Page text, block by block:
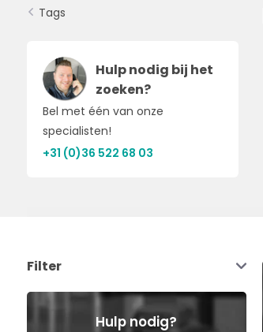
Tags
Hulp nodig bij het
zoeken?
Bel met één van onze
specialisten!
+31 (0)36 522 68 03
Filter
Hulp nodig?